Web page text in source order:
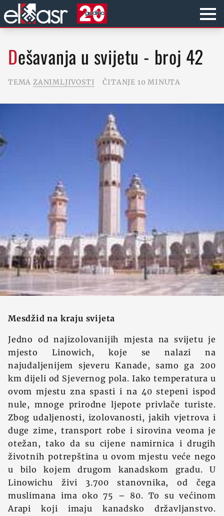
Dešavanja u svijetu - broj 42
TEMA ZANIMLJIVOSTI ČITANJE 10 MINUTA
Mesdžid na kraju svijeta
Jedno od najizolovanijih mjesta na svijetu je
mjesto Linowich, koje se nalazi na
najudaljenijem sjeveru Kanade, samo ga 200
km dijeli od Sjevernog pola. Iako temperatura u
ovom mjestu zna spasti i na 40 stepeni ispod
nule, mnoge prirodne ljepote privlače turiste.
Zbog udaljenosti, izolovanosti, jakih vjetrova i
duge zime, transport robe i sirovina veoma je
otežan, tako da su cijene namirnica i drugih
životnih potrepština u ovom mjestu veće nego
u bilo kojem drugom kanadskom gradu. U
Linowichu živi 3.700 stanovnika, od čega
muslimana ima oko 75 – 80. To su većinom
Arapi koji imaju kanadsko državljanstvo.